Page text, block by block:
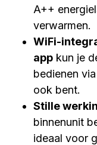
A++
verwarmen.
WiFi-
app kun je
bedienen
ook bent.
Stille
binnenunit
ideaal voor